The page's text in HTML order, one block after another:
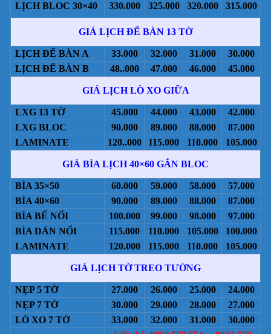
LỊCH BLOC 30×40 330.000 325.000 320.000 315.000
GIÁ LỊCH ĐỂ BÀN 13 TỜ
LỊCH ĐỂ BÀN A 33.000 32.000 31.000
30.000
LỊCH ĐỂ BÀN B
48..000 47.000 46.000 45.000
GIÁ LỊCH LÒ XO GIỮA
LXG 13 TỜ 45.000 44.000 43.000
42.000
LXG BLOC
90.000 89.000 88.000
87.000
LAMINATE
120..000 115.000 110.000 105.000
GIÁ BÌA LỊCH 40×60 GẮN BLOC
BÌA 35×50 60.000 59.000 58.000
57.000
BÌA 40×60
90.000 89.000 88.000
87.000
BÌA BẾ NỔI
100.000 99.000 98.000
97.000
BÌA DÁN NỔI
115.000 110.000 105.000
100.000
LAMINATE
120.000 115.000 110.000 105.000
GIÁ LỊCH TỜ TREO TƯỜNG
NẸP 5 TỜ 27.000 26.000 25.000
24.000
NẸP 7 TỜ
30.000 29.000 28.000
27.000
LÒ XO 7 TỜ
33.000 32.000 31.000
30.000